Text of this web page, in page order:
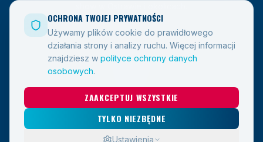
LINKI
Blog
Kontakt
OCHRONA TWOJEJ PRYWATNOŚCI
Używamy plików cookie do prawidłowego
działania strony i analizy ruchu. Więcej informacji
znajdziesz w polityce ochrony danych
osobowych.
ZAAKCEPTUJ WSZYSTKIE
TYLKO NIEZBĘDNE
Ustawienia